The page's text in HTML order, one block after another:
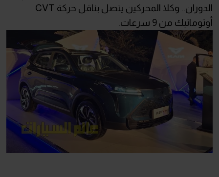
الدوران.. وكلا المحركين يتصل بناقل حركة CVT
أوتوماتيك من 9 سرعات.